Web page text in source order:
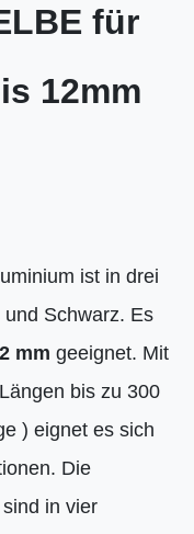
für
12mm
ist in drei
Schwarz. Es
mm geeignet. Mit
bis zu 300
) eignet es sich
Die
in vier